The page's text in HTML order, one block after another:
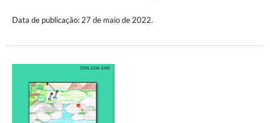
Data de publicação: 27 de maio de 2022.